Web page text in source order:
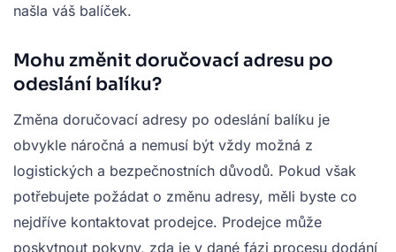
našla váš balíček.
Mohu změnit doručovací adresu po
odeslání balíku?
Změna doručovací adresy po odeslání balíku je
obvykle náročná a nemusí být vždy možná z
logistických a bezpečnostních důvodů. Pokud však
potřebujete požádat o změnu adresy, měli byste co
nejdříve kontaktovat prodejce. Prodejce může
poskytnout pokyny, zda je v dané fázi procesu dodání